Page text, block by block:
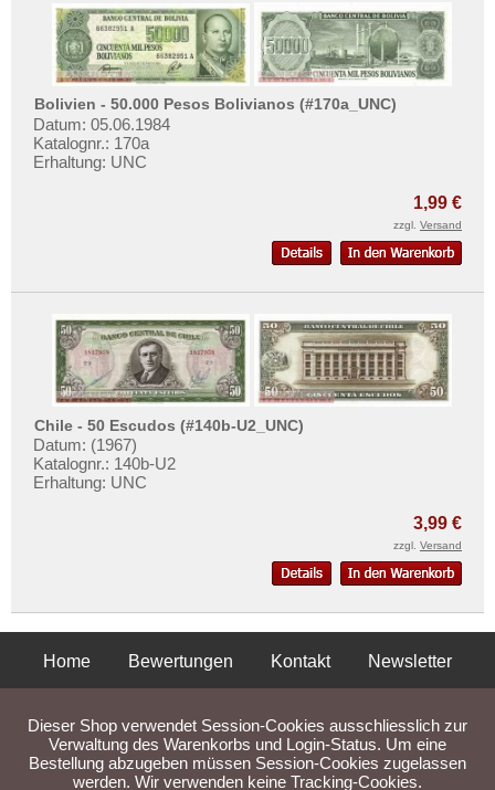
Bolivien - 50.000 Pesos Bolivianos (#170a_UNC)
Datum: 05.06.1984
Katalognr.: 170a
Erhaltung: UNC
1,99 €
zzgl. Versand
Chile - 50 Escudos (#140b-U2_UNC)
Datum: (1967)
Katalognr.: 140b-U2
Erhaltung: UNC
3,99 €
zzgl. Versand
Home Bewertungen Kontakt
Newsletter
Liefer- und Versandkosten
Dieser Shop verwendet Session-Cookies ausschliesslich zur
Verwaltung des Warenkorbs und Login-Status. Um eine
Bestellung abzugeben müssen Session-Cookies zugelassen
werden. Wir verwenden keine Tracking-Cookies.